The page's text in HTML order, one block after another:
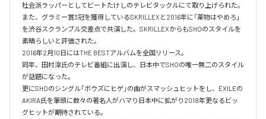
社会派ラッパーとしてビートたけしのテレビタックルにて取り上げられた。
また、グラミー賞3冠を獲得しているSKRILLEXと2016年に「薬物はやめろ」
を渋谷スクランブル交差点で共演した。SKRILLEXからもSHOのスタイルを
素晴らしいと評価された。
2016年2月10日にはTHE BESTアルバムを全国リリース。
同年、田村淳氏のテレビ番組に出演し、日本中でSHOの唯一無二のスタイル
が話題になった。
更にSHOのシングル「ボウズにヒゲ」の曲がスマッシュヒットをし、EXILEの
AKIRA氏を筆頭に数々の著名人がハマり日本中に拡がり2018年更なるビッ
グヒットが期待されている。